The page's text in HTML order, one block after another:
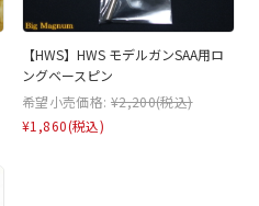
【HWS】HWS モデルガンSAA用ロ
ングベースピン
希望小売価格: ¥2,200(税込)
¥1,860(税込)